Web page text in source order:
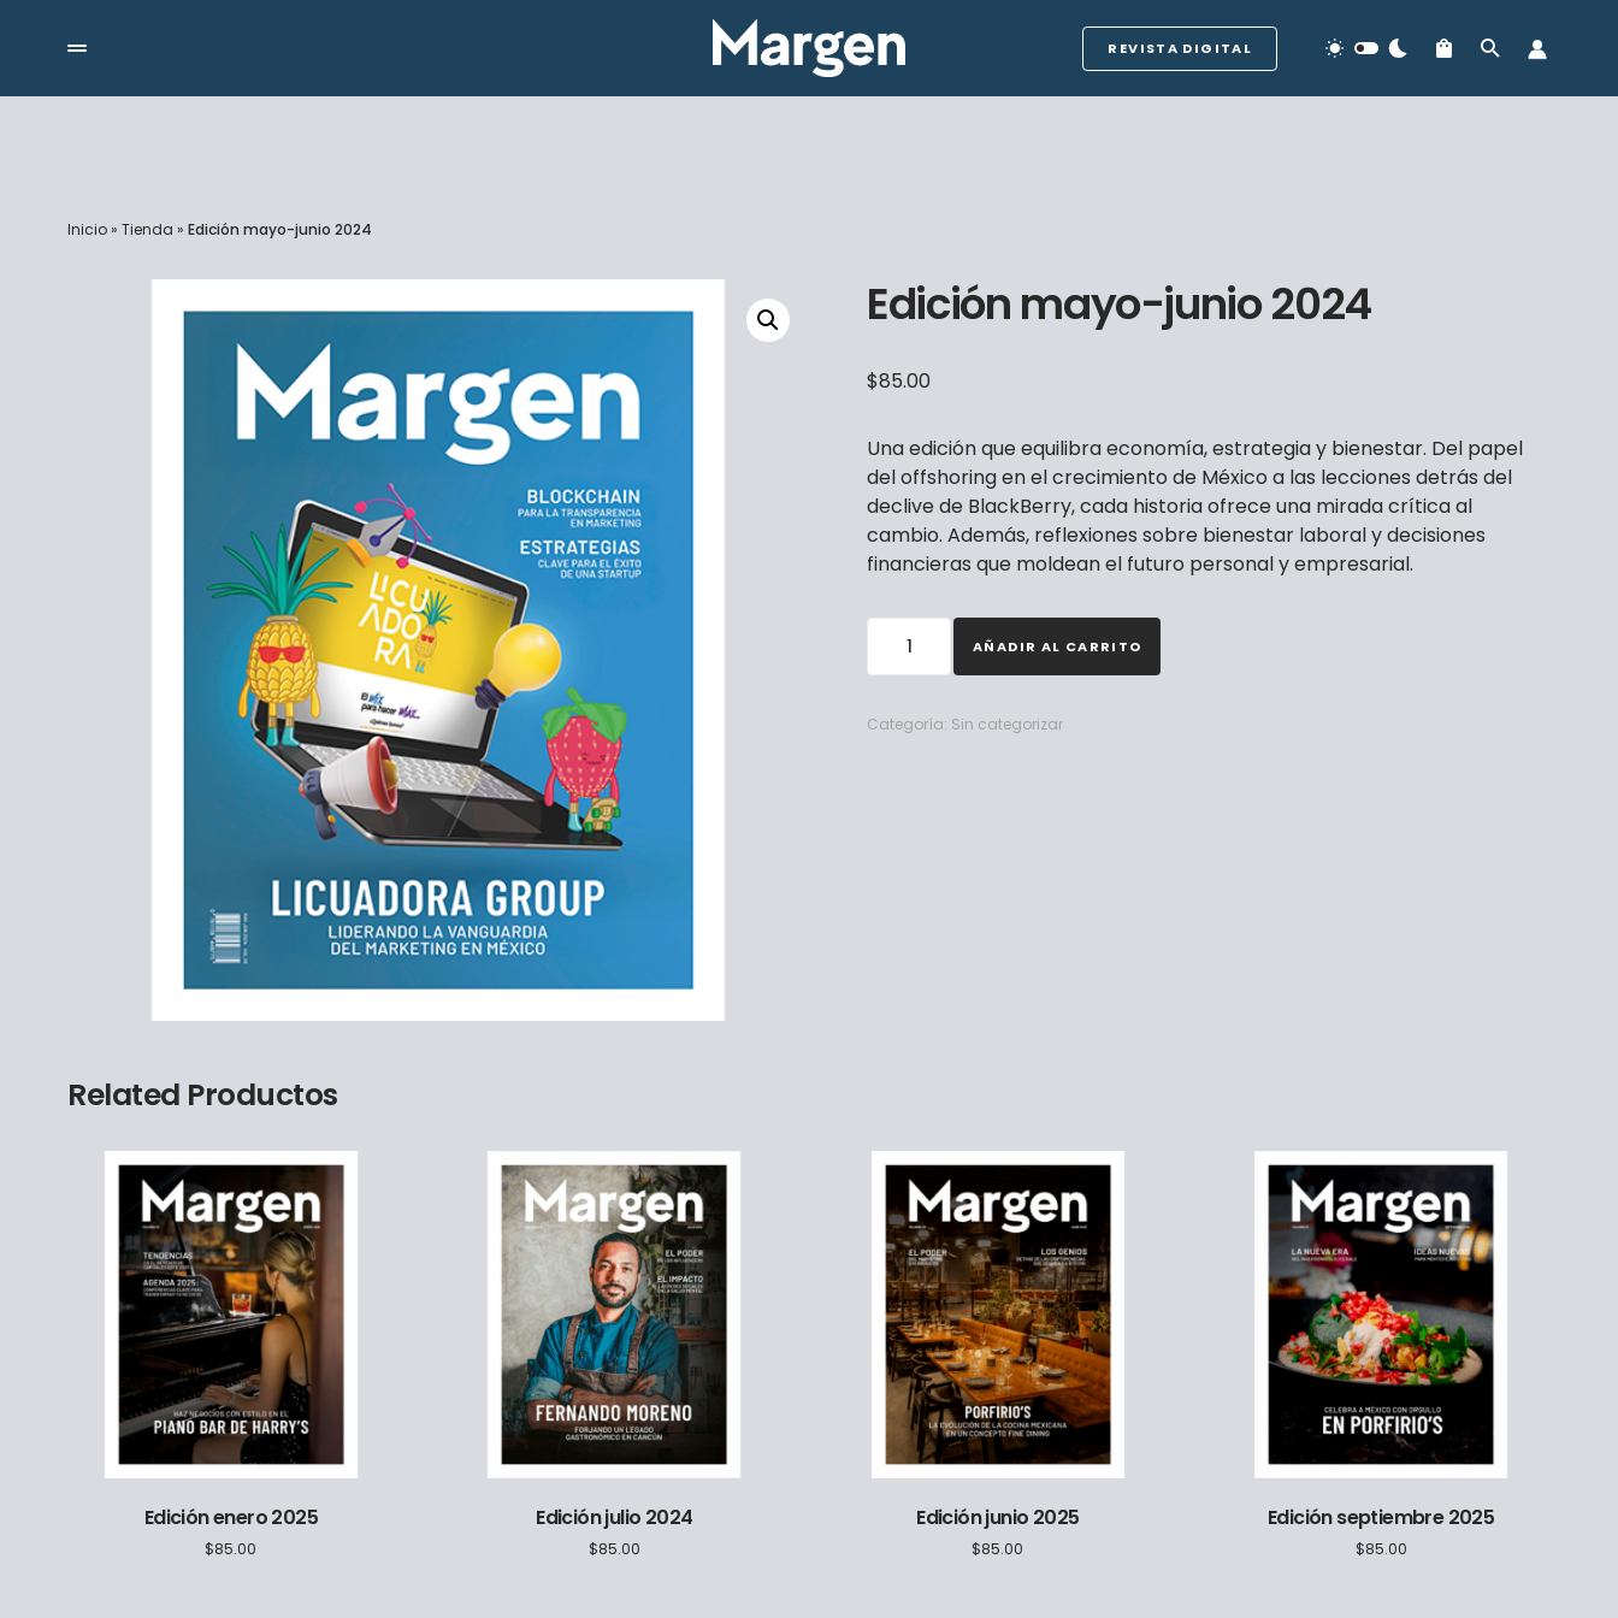
REVISTA DIGITAL
Inicio» Tienda » Edición mayo-junio 2024
Edición mayo-junio 2024
$85.00
Una edición que equilibra economía, estrategia y bienestar. Del papel
del offshoring en el crecimiento de México a las lecciones detrás del
declive de BlackBerry, cada historia ofrece una mirada crítica al
cambio. Además, reflexiones sobre bienestar laboral y decisiones
financieras que moldean el futuro personal y empresarial.
AÑADIR AL CARRITO
Categoría: Sin categorizar
Related Productos
Edición enero 2025
$85.00
Edición julio 2024
$85.00
Edición junio 2025
$85.00
Edición septiembre 2025
$85.00